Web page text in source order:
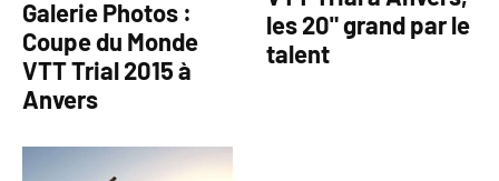
Galerie Photos :
Coupe du Monde
VTT Trial 2015 à
Anvers
les 20" grand par le
talent